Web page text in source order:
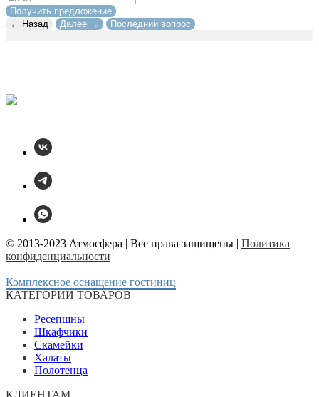
Получить предложение
← Назад
Далее → Последний вопрос
© 2013-2023 Атмосфера | Все права защищены | Политика
конфиденциальности
Комплексное оснащение гостиниц
КАТЕГОРИИ ТОВАРОВ
Ресепшны
Шкафчики
Скамейки
Халаты
Полотенца
КЛИЕНТАМ